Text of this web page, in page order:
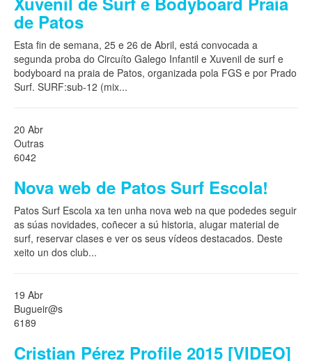
de Patos
Esta fin de semana, 25 e 26 de Abril, está convocada a
segunda proba do Circuíto Galego Infantil e Xuvenil de surf e
bodyboard na praia de Patos, organizada pola FGS e por Prado
Surf. SURF:sub-12 (mix...
20 Abr
Outras
6042
Nova web de Patos Surf Escola!
Patos Surf Escola xa ten unha nova web na que podedes seguir
as súas novidades, coñecer a sú historia, alugar material de
surf, reservar clases e ver os seus vídeos destacados. Deste
xeito un dos club...
19 Abr
Bugueir@s
6189
Cristian Pérez Profile 2015 [VIDEO]